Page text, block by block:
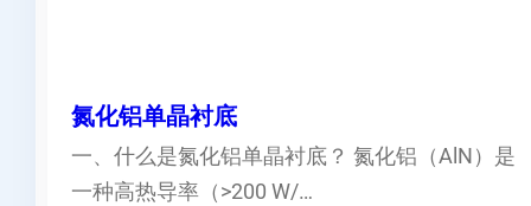
氮化铝单晶衬底
一、什么是氮化铝单晶衬底？ 氮化铝（AlN）是
一种高热导率（>200 W/…